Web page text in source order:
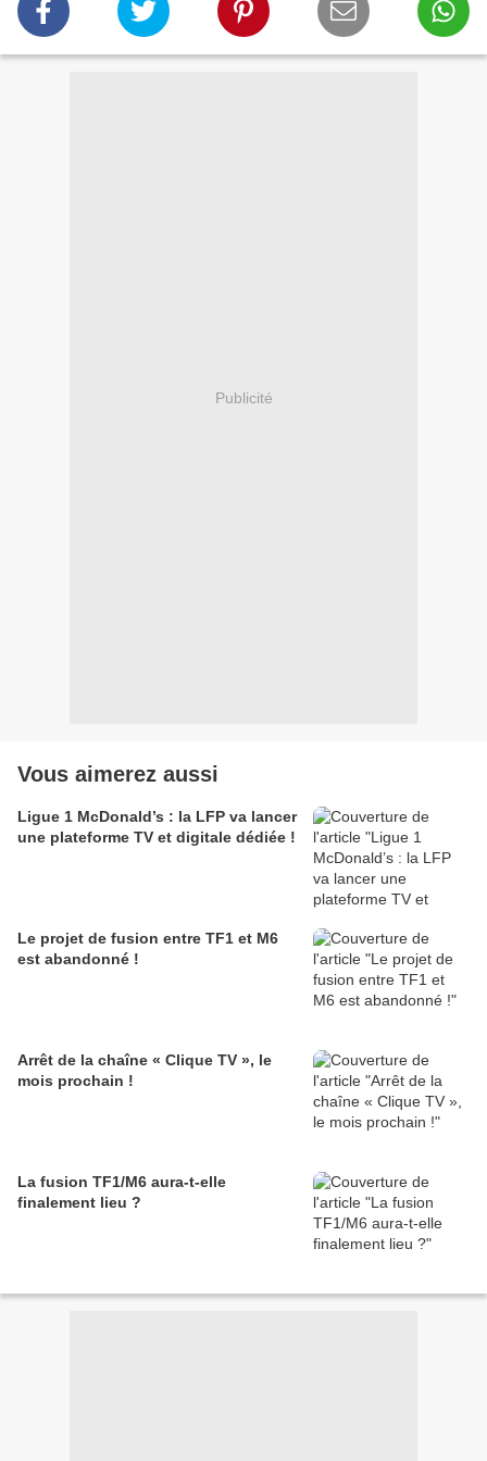
Publicité
Vous aimerez aussi
Ligue 1 McDonald’s : la LFP va lancer
une plateforme TV et digitale dédiée !
Le projet de fusion entre TF1 et M6
est abandonné !
Arrêt de la chaîne « Clique TV », le
mois prochain !
La fusion TF1/M6 aura-t-elle
finalement lieu ?